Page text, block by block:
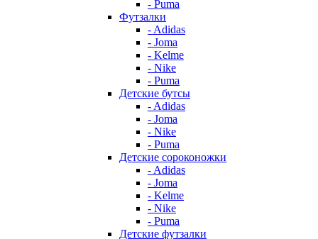
- Puma
Футзалки
- Adidas
- Joma
- Kelme
- Nike
- Puma
Детские бутсы
- Adidas
- Joma
- Nike
- Puma
Детские сороконожки
- Adidas
- Joma
- Kelme
- Nike
- Puma
Детские футзалки